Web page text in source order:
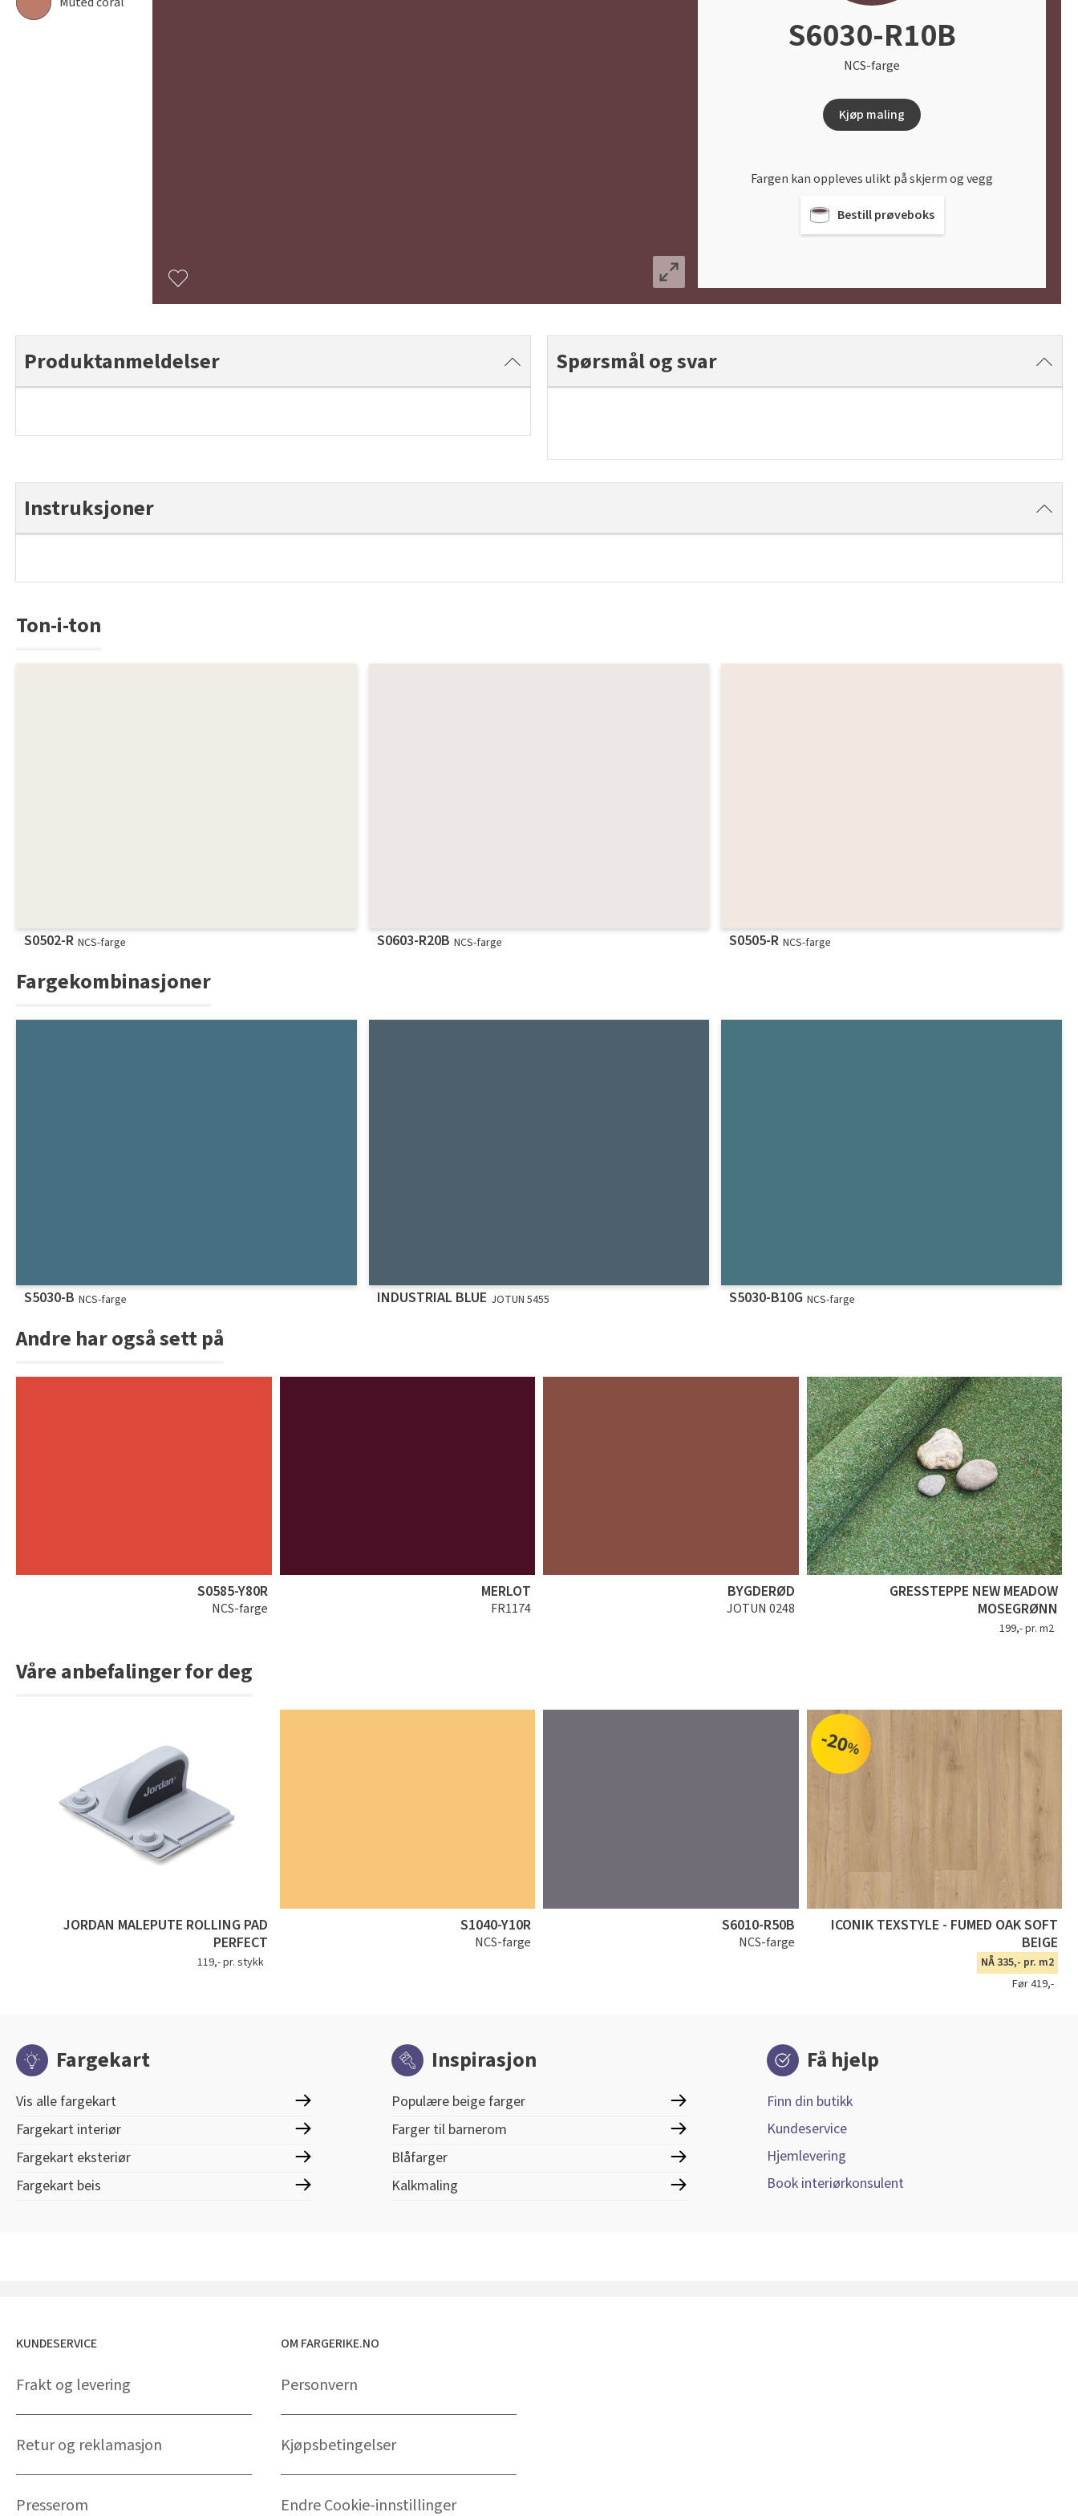
S6030-R10B
NCS-farge
Kjøp maling
Fargen kan oppleves ulikt på skjerm og vegg
Bestill prøveboks
Produktanmeldelser Spørsmål og svar
Instruksjoner
Ton-i-ton
S0502-R NCS-farge S0603-R20B NCS-farge S0505-R NCS-farge
Fargekombinasjoner
S5030-B NCS-farge INDUSTRIAL BLUE JOTUN 5455 S5030-B10G NCS-farge
Andre har også sett på
S0585-Y80R
NCS-farge
MERLOT
FR1174
BYGDERØD
JOTUN 0248
GRESSTEPPE NEW MEADOW
MOSEGRØNN
199,- pr. m2
Våre anbefalinger for deg
JORDAN MALEPUTE ROLLING PAD
PERFECT
119,- pr. stykk
S1040-Y10R
NCS-farge
S6010-R50B
NCS-farge
-20%
ICONIK TEXSTYLE - FUMED OAK SOFT
BEIGE
NÅ 335,- pr. m2
Før 419,-
Fargekart
Vis alle fargekart
Fargekart interiør
Fargekart eksteriør
Fargekart beis
Inspirasjon
Populære beige farger
Farger til barnerom
Blåfarger
Kalkmaling
Få hjelp
Finn din butikk
Kundeservice
Hjemlevering
Book interiørkonsulent
KUNDESERVICE
Frakt og levering
Retur og reklamasjon
Presserom
OM FARGERIKE.NO
Personvern
Kjøpsbetingelser
Endre Cookie-innstillinger